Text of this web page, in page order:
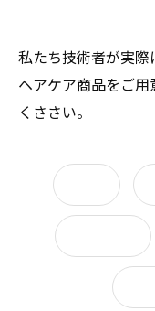
私たち技術者が実
ヘアケア商品をご
くささい。